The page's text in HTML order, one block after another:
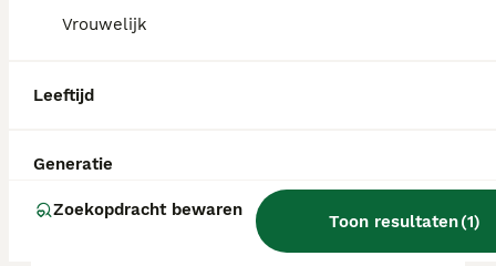
Vrouwelijk
Leeftijd
Generatie
Zoekopdracht bewaren
Toon resultaten(1)
Terrier pup in Nederland ligt rond de €645
van de fokker en de locatie.
Is een Jack Russell een
makkelijke hond?